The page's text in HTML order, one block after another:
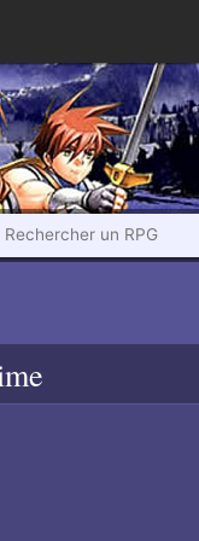
un RPG